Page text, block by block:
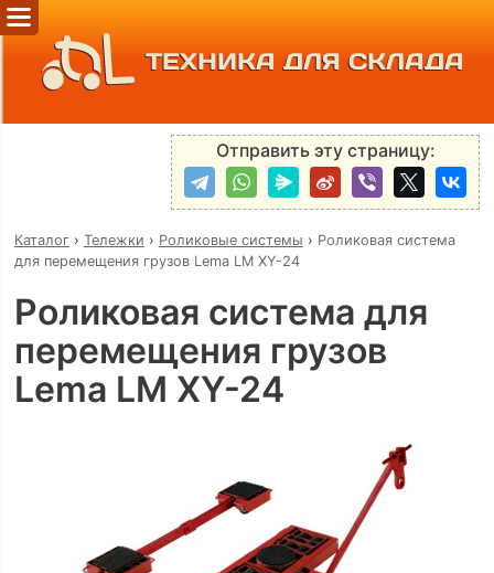
ТЕХНИКА ДЛЯ СКЛАДА
Отправить эту страницу:
Каталог› Тележки › Роликовые системы › Роликовая система
для перемещения грузов Lema LM XY-24
Роликовая система для
перемещения грузов
Lema LM XY-24